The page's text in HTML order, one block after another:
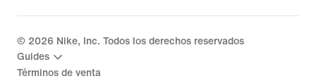
© 2026 Nike, Inc. Todos los derechos reservados
Guides
Términos de venta